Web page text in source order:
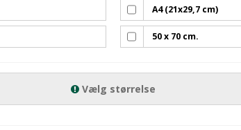
A4 (21x29,7 cm)
50 x 70 cm.
Vælg størrelse